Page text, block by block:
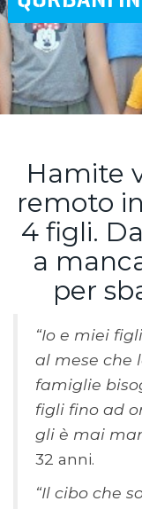
Hamite
remoto
4 figli.
a
per
“Io e miei
al mese che
famiglie
figli fino ad
gli è mai
32 anni.
“Il cibo che